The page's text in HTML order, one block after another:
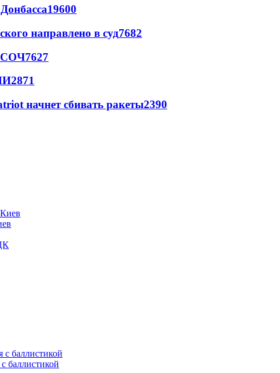
19600
направлено в суд7682
СОЧ7627
2871
начнет сбивать ракеты2390
баллистикой